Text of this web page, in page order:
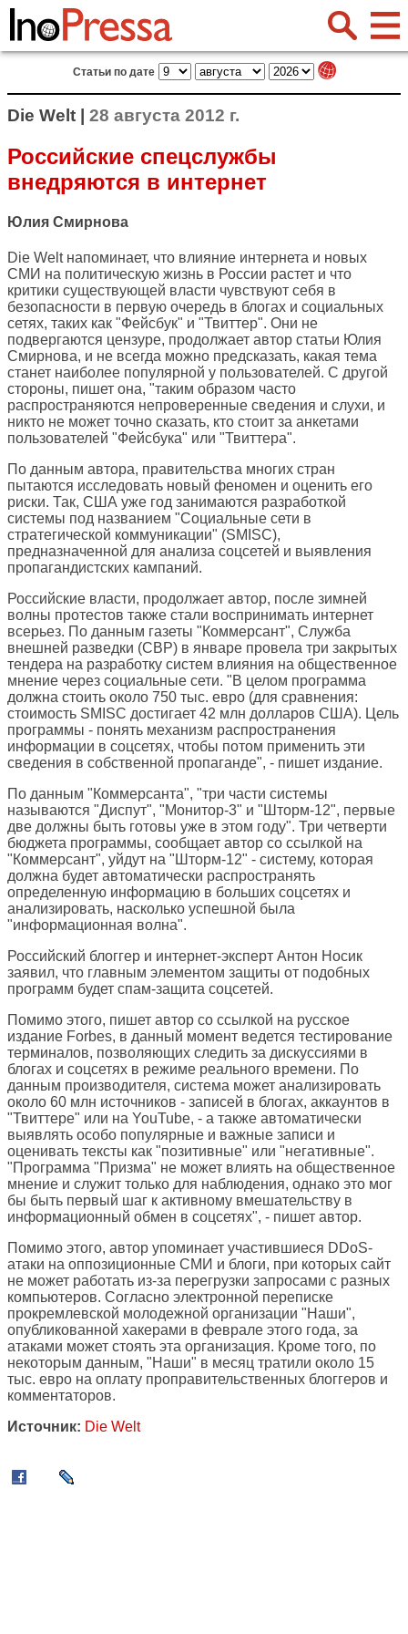
Статьи по дате
Die Welt | 28 августа 2012 г.
Российские спецслужбы
внедряются в интернет
Юлия Смирнова
Die Weltнапоминает, что влияние интернета и новых
СМИ на политическую жизнь в России растет и что
критики существующей власти чувствуют себя в
безопасности в первую очередь в блогах и социальных
сетях, таких как "Фейсбук" и "Твиттер". Они не
подвергаются цензуре, продолжает автор статьи Юлия
Смирнова, и не всегда можно предсказать, какая тема
станет наиболее популярной у пользователей. С другой
стороны, пишет она, "таким образом часто
распространяются непроверенные сведения и слухи, и
никто не может точно сказать, кто стоит за анкетами
пользователей "Фейсбука" или "Твиттера".
По данным автора, правительства многих стран
пытаются исследовать новый феномен и оценить его
риски. Так, США уже год занимаются разработкой
системы под названием "Социальные сети в
стратегической коммуникации" (SMISC),
предназначенной для анализа соцсетей и выявления
пропагандистских кампаний.
Российские власти, продолжает автор, после зимней
волны протестов также стали воспринимать интернет
всерьез. По данным газеты "Коммерсант", Служба
внешней разведки (СВР) в январе провела три закрытых
тендера на разработку систем влияния на общественное
мнение через социальные сети. "В целом программа
должна стоить около 750 тыс. евро (для сравнения:
стоимость SMISC достигает 42 млн долларов США). Цель
программы - понять механизм распространения
информации в соцсетях, чтобы потом применить эти
сведения в собственной пропаганде", - пишет издание.
По данным "Коммерсанта", "три части системы
называются "Диспут", "Монитор-3" и "Шторм-12", первые
две должны быть готовы уже в этом году". Три четверти
бюджета программы, сообщает автор со ссылкой на
"Коммерсант", уйдут на "Шторм-12" - систему, которая
должна будет автоматически распространять
определенную информацию в больших соцсетях и
анализировать, насколько успешной была
"информационная волна".
Российский блоггер и интернет-эксперт Антон Носик
заявил, что главным элементом защиты от подобных
программ будет спам-защита соцсетей.
Помимо этого, пишет автор со ссылкой на русское
издание Forbes, в данный момент ведется тестирование
терминалов, позволяющих следить за дискуссиями в
блогах и соцсетях в режиме реального времени. По
данным производителя, система может анализировать
около 60 млн источников - записей в блогах, аккаунтов в
"Твиттере" или на YouTube, - а также автоматически
выявлять особо популярные и важные записи и
оценивать тексты как "позитивные" или "негативные".
"Программа "Призма" не может влиять на общественное
мнение и служит только для наблюдения, однако это мог
бы быть первый шаг к активному вмешательству в
информационный обмен в соцсетях", - пишет автор.
Помимо этого, автор упоминает участившиеся DDoS-
атаки на оппозиционные СМИ и блоги, при которых сайт
не может работать из-за перегрузки запросами с разных
компьютеров. Согласно электронной переписке
прокремлевской молодежной организации "Наши",
опубликованной хакерами в феврале этого года, за
атаками может стоять эта организация. Кроме того, по
некоторым данным, "Наши" в месяц тратили около 15
тыс. евро на оплату проправительственных блоггеров и
комментаторов.
Источник: Die Welt